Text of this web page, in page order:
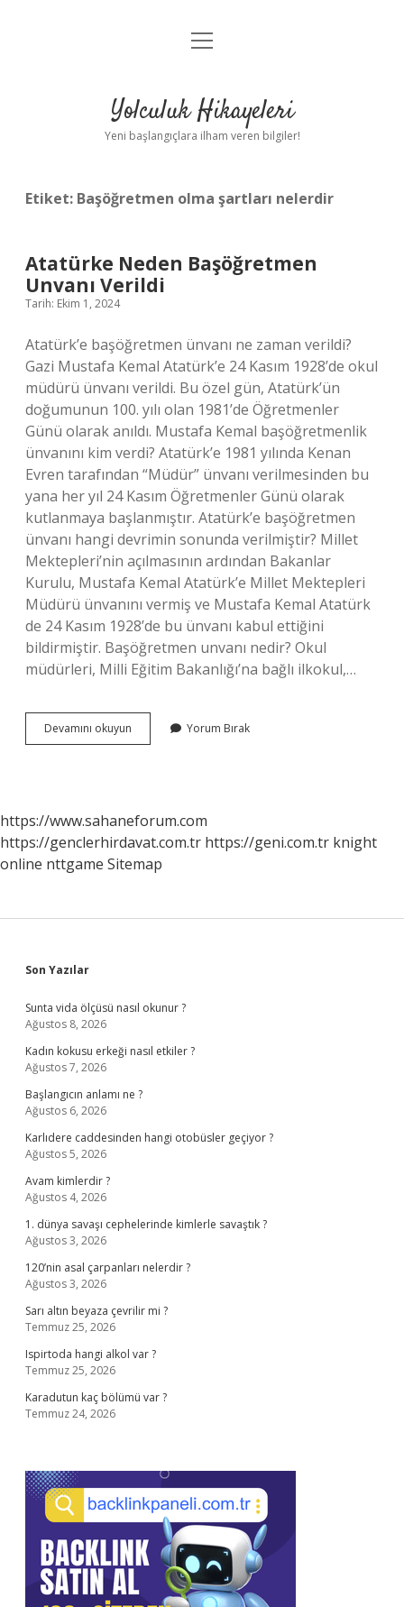
Anasayfa
Yasal Uyarı
menüyü
Yolculuk Hikayeleri
Yeni başlangıçlara ilham veren bilgiler!
Etiket: Başöğretmen olma şartları nelerdir
Atatürke Neden Başöğretmen
Unvanı Verildi
Tarih: Ekim 1, 2024
Atatürk’e başöğretmen ünvanı ne zaman verildi?
Gazi Mustafa Kemal Atatürk’e 24 Kasım 1928’de okul
müdürü ünvanı verildi. Bu özel gün, Atatürk’ün
doğumunun 100. yılı olan 1981’de Öğretmenler
Günü olarak anıldı. Mustafa Kemal başöğretmenlik
ünvanını kim verdi? Atatürk’e 1981 yılında Kenan
Evren tarafından “Müdür” ünvanı verilmesinden bu
yana her yıl 24 Kasım Öğretmenler Günü olarak
kutlanmaya başlanmıştır. Atatürk’e başöğretmen
ünvanı hangi devrimin sonunda verilmiştir? Millet
Mektepleri’nin açılmasının ardından Bakanlar
Kurulu, Mustafa Kemal Atatürk’e Millet Mektepleri
Müdürü ünvanını vermiş ve Mustafa Kemal Atatürk
de 24 Kasım 1928’de bu ünvanı kabul ettiğini
bildirmiştir. Başöğretmen unvanı nedir? Okul
müdürleri, Milli Eğitim Bakanlığı’na bağlı ilkokul,…
Devamını okuyun Atatürke
Neden
Yorum Bırak
https://www.sahaneforum.com
https://genclerhirdavat.com.tr https://geni.com.tr knight
online nttgame Sitemap
Sidebar
Son Yazılar
Sunta vida ölçüsü nasıl okunur ?
Ağustos 8, 2026
Kadın kokusu erkeği nasıl etkiler ?
Ağustos 7, 2026
Başlangıcın anlamı ne ?
Ağustos 6, 2026
Karlıdere caddesinden hangi otobüsler geçiyor ?
Ağustos 5, 2026
Avam kimlerdir ?
Ağustos 4, 2026
1. dünya savaşı cephelerinde kimlerle savaştık ?
Ağustos 3, 2026
120’nin asal çarpanları nelerdir ?
Ağustos 3, 2026
Sarı altın beyaza çevrilir mi ?
Temmuz 25, 2026
Ispirtoda hangi alkol var ?
Temmuz 25, 2026
Karadutun kaç bölümü var ?
Temmuz 24, 2026